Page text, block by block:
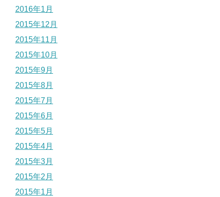
2016年1月
2015年12月
2015年11月
2015年10月
2015年9月
2015年8月
2015年7月
2015年6月
2015年5月
2015年4月
2015年3月
2015年2月
2015年1月